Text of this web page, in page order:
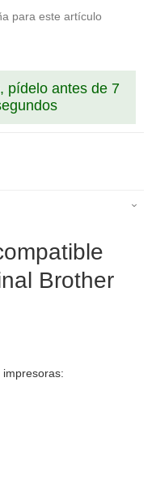
para este artículo
pídelo antes de 7
Brother